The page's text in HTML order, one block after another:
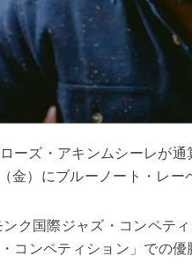
ーズ・アキンムシーレが
金）にブルーノート・レー
ク国際ジャズ・コンペテ
コンペティション」での優